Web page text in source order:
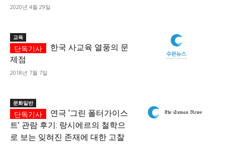
2020년 4월 29일
교육
한국 사교육 열풍의 문
제점
2018년 7월 7일
문화일반
연극 ‘그린 폴터가이스
트’ 관람 후기: 랑시에르의 철학으
로 보는 잊혀진 존재에 대한 고찰